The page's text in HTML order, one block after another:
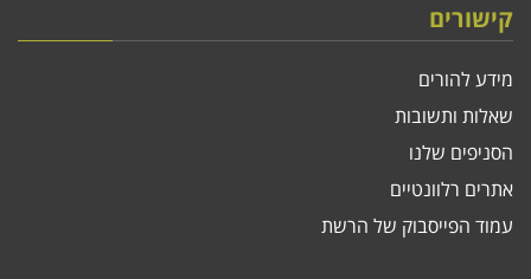
קישורים
מידע להורים
שאלות ותשובות
הסניפים שלנו
אתרים רלוונטיים
עמוד הפייסבוק של הרשת